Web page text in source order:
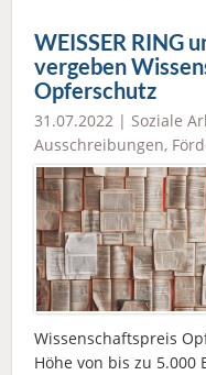
WEISSER RING
vergeben
Opferschutz
31.07.2022 | Soziale
Ausschreibungen,
Wissenschaftspreis
Höhe von bis zu 5.000